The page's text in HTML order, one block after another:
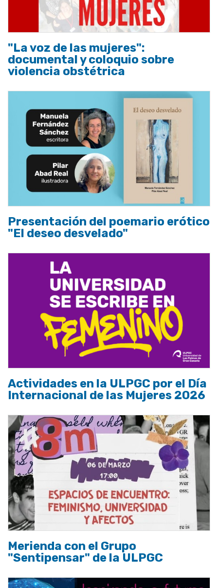
"La voz de las mujeres":
documental y coloquio sobre
violencia obstétrica
Presentación del poemario erótico
"El deseo desvelado"
Actividades en la ULPGC por el Día
Internacional de las Mujeres 2026
Merienda con el Grupo
"Sentipensar" de la ULPGC